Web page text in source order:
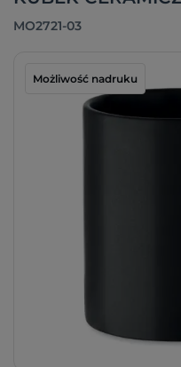
MO2721-03
Możliwość nadruku